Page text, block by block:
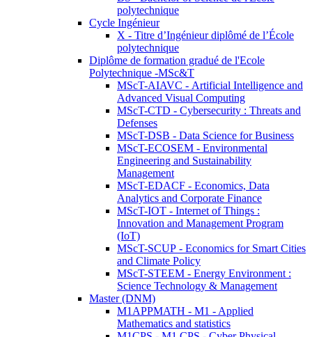
polytechnique
Cycle Ingénieur
X - Titre d’Ingénieur diplômé de l’École
polytechnique
Diplôme de formation gradué de l'Ecole
Polytechnique -MSc&T
MScT-AIAVC - Artificial Intelligence and
Advanced Visual Computing
MScT-CTD - Cybersecurity : Threats and
Defenses
MScT-DSB - Data Science for Business
MScT-ECOSEM - Environmental
Engineering and Sustainability
Management
MScT-EDACF - Economics, Data
Analytics and Corporate Finance
MScT-IOT - Internet of Things :
Innovation and Management Program
(IoT)
MScT-SCUP - Economics for Smart Cities
and Climate Policy
MScT-STEEM - Energy Environment :
Science Technology & Management
Master (DNM)
M1APPMATH - M1 - Applied
Mathematics and statistics